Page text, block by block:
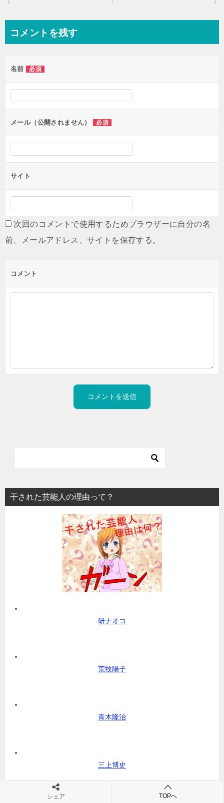
ビ
ー
シ
ン
コメントを残す
名前 必須
メール（公開されません） 必須
サイト
次回のコメントで使用するためブラウザーに自分の名
前、メールアドレス、サイトを保存する。
コメント
干された芸能人の理由って？
研ナオコ
荒牧陽子
青木隆治
三上博史
シェア TOPへ